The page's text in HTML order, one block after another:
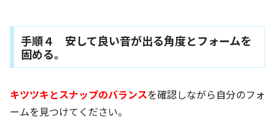
手順４ 安して良い音が出る角度とフォームを
固める。
キツツキとスナップのバランスを確認しながら自分のフォ
ームを見つけてください。